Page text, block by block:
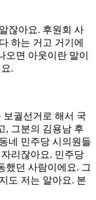
잖아요. 후원회 사
하는 거고 거기에
오면 아웃이란 말이
.
궐선거로 해서 국
, 그분의 김용남 후
네 민주당 시의원들
리잖아요. 민주당
했던 사람이에요. 그
도 저는 알아요. 본